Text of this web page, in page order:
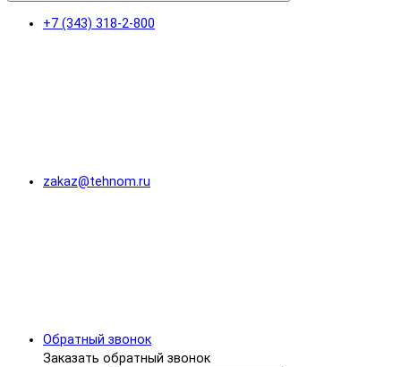
+7 (343) 318-2-800
zakaz@tehnom.ru
Обратный звонок
Заказать обратный звонок